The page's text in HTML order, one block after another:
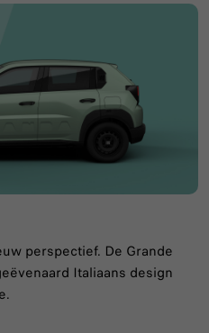
perspectief. De Grande
Italiaans design